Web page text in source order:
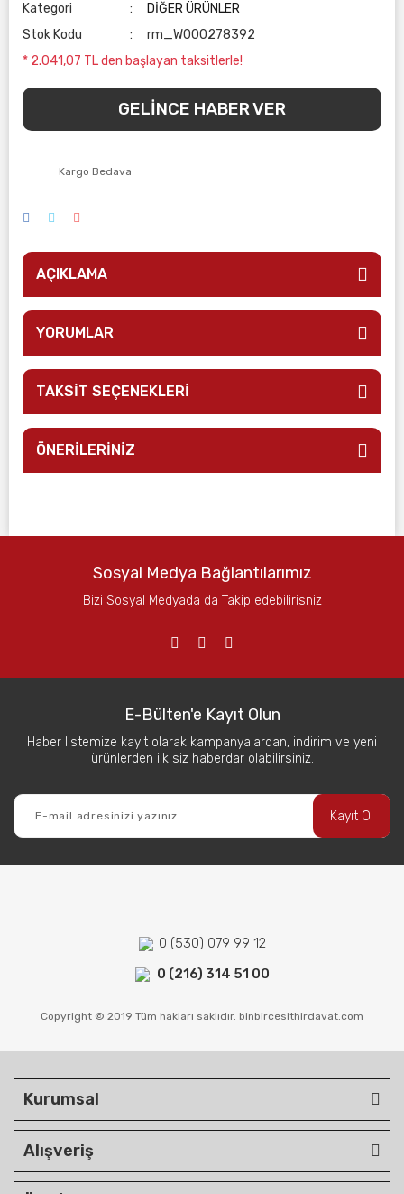
Kategori
DİĞER ÜRÜNLER
Stok Kodu
rm_W000278392
* 2.041,07 TL den başlayan taksitlerle!
GELİNCE HABER VER
Kargo Bedava
AÇIKLAMA
YORUMLAR
TAKSİT SEÇENEKLERİ
ÖNERİLERİNİZ
Sosyal Medya Bağlantılarımız
Bizi Sosyal Medyada da Takip edebilirisniz
E-Bülten'e Kayıt Olun
Haber listemize kayıt olarak kampanyalardan, indirim ve yeni
ürünlerden ilk siz haberdar olabilirsiniz.
Kayıt Ol
0 (530) 079 99 12
0 (216) 314 51 00
Copyright © 2019 Tüm hakları saklıdır. binbircesithirdavat.com
Kurumsal
Alışveriş